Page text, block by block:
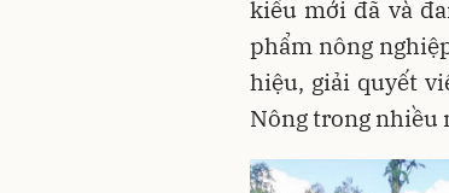
kiểu mới đã và
phẩm nông
hiệu, giải quyết
Nông trong nhiều